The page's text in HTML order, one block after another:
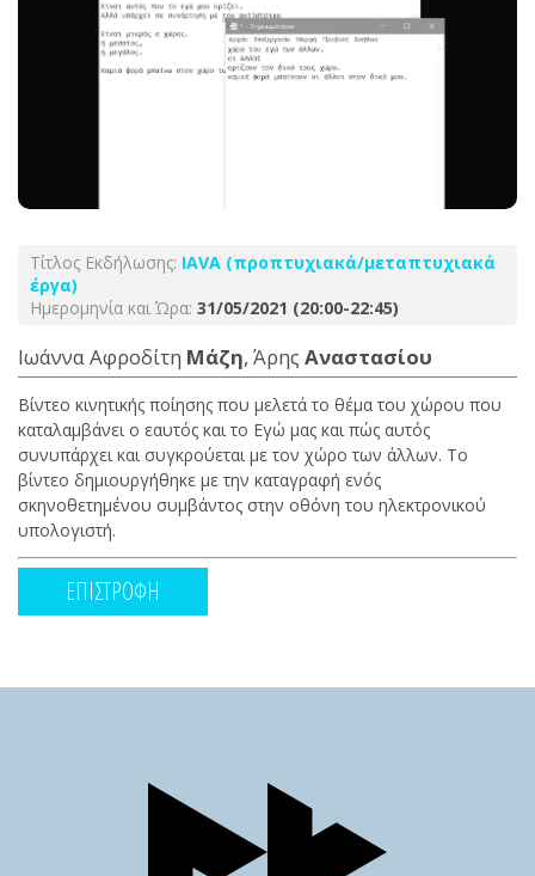
Τίτλος Εκδήλωσης: ΙΑVA (προπτυχιακά/μεταπτυχιακά
έργα)
Ημερομηνία και Ώρα: 31/05/2021 (20:00-22:45)
Ιωάννα Αφροδίτη Μάζη, Άρης Αναστασίου
Βίντεο κινητικής ποίησης που μελετά το θέμα του χώρου που
καταλαμβάνει ο εαυτός και το Εγώ μας και πώς αυτός
συνυπάρχει και συγκρούεται με τον χώρο των άλλων. Το
βίντεο δημιουργήθηκε με την καταγραφή ενός
σκηνοθετημένου συμβάντος στην οθόνη του ηλεκτρονικού
υπολογιστή.
ΕΠΙΣΤΡΟΦΗ